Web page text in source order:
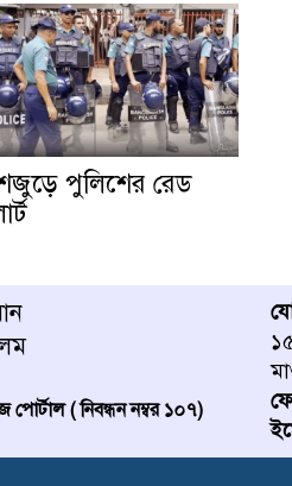
পুলিশের রেড
পোর্টাল ( নিবন্ধন নম্বর ১০৭)